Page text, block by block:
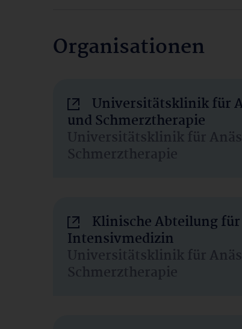
Organisationen
Universitätsklinik für
und Schmerztherapie
Universitätsklinik für
Schmerztherapie
Klinische Abteilung
Intensivmedizin
Universitätsklinik für
Schmerztherapie